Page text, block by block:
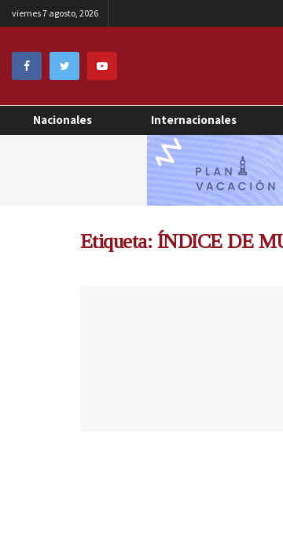
viernes 7 agosto, 2026
Nacionales Internacionales
Etiqueta: ÍNDICE DE